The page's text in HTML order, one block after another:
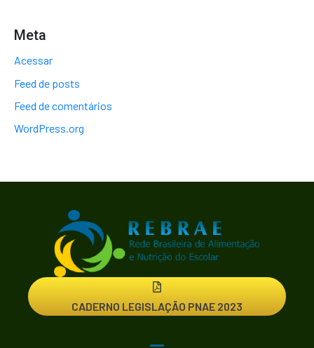
Meta
Acessar
Feed de posts
Feed de comentários
WordPress.org
CADERNO LEGISLAÇÃO PNAE 2023